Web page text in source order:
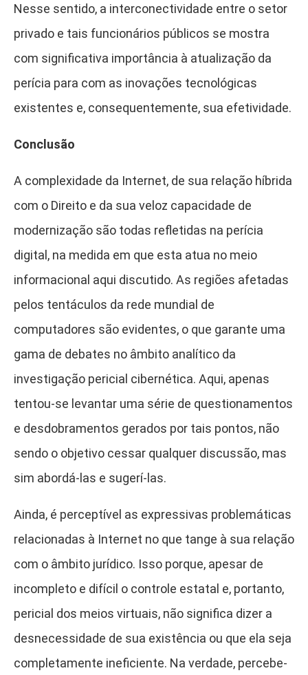
Nesse sentido, a interconectividade entre o setor
privado e tais funcionários públicos se mostra
com significativa importância à atualização da
perícia para com as inovações tecnológicas
existentes e, consequentemente, sua efetividade.
Conclusão
A complexidade da Internet, de sua relação híbrida
com o Direito e da sua veloz capacidade de
modernização são todas refletidas na perícia
digital, na medida em que esta atua no meio
informacional aqui discutido. As regiões afetadas
pelos tentáculos da rede mundial de
computadores são evidentes, o que garante uma
gama de debates no âmbito analítico da
investigação pericial cibernética. Aqui, apenas
tentou-se levantar uma série de questionamentos
e desdobramentos gerados por tais pontos, não
sendo o objetivo cessar qualquer discussão, mas
sim abordá-las e sugerí-las.
Ainda, é perceptível as expressivas problemáticas
relacionadas à Internet no que tange à sua relação
com o âmbito jurídico. Isso porque, apesar de
incompleto e difícil o controle estatal e, portanto,
pericial dos meios virtuais, não significa dizer a
desnecessidade de sua existência ou que ela seja
completamente ineficiente. Na verdade, percebe-